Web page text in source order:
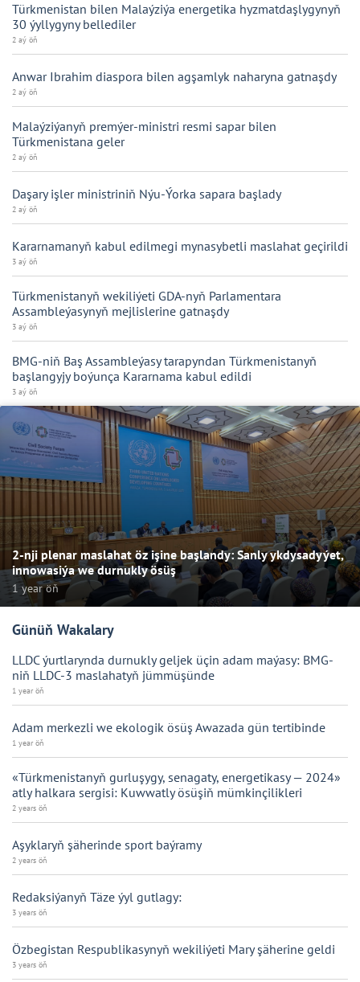
Türkmenistan bilen Malaýziýa energetika hyzmatdaşlygynyň
30 ýyllygyny bellediler
2 aý öň
Anwar Ibrahim diaspora bilen agşamlyk naharyna gatnaşdy
2 aý öň
Malaýziýanyň premýer-ministri resmi sapar bilen
Türkmenistana geler
2 aý öň
Daşary işler ministriniň Nýu-Ýorka sapara başlady
2 aý öň
Kararnamanyň kabul edilmegi mynasybetli maslahat geçirildi
3 aý öň
Türkmenistanyň wekiliýeti GDA-nyň Parlamentara
Assambleýasynyň mejlislerine gatnaşdy
3 aý öň
BMG-niň Baş Assambleýasy tarapyndan Türkmenistanyň
başlangyjy boýunça Kararnama kabul edildi
3 aý öň
2-nji plenar maslahat öz işine başlandy: Sanly ykdysadyýet,
innowasiýa we durnukly ösüş
1 year öň
Günüň Wakalary
LLDC ýurtlarynda durnukly geljek üçin adam maýasy: BMG-
niň LLDC-3 maslahatyň jümmüşünde
1 year öň
Adam merkezli we ekologik ösüş Awazada gün tertibinde
1 year öň
«Türkmenistanyň gurluşygy, senagaty, energetikasy — 2024»
atly halkara sergisi: Kuwwatly ösüşiň mümkinçilikleri
2 years öň
Aşyklaryň şäherinde sport baýramy
2 years öň
Redaksiýanyň Täze ýyl gutlagy:
3 years öň
Özbegistan Respublikasynyň wekiliýeti Mary şäherine geldi
3 years öň